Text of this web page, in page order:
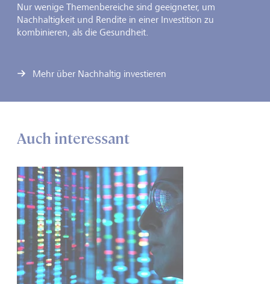
Nur wenige Themenbereiche sind geeigneter, um
Nachhaltigkeit und Rendite in einer Investition zu
kombinieren, als die Gesundheit.
Mehr über Nachhaltig investieren
Auch interessant